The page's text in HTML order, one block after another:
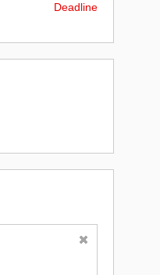
Deadline